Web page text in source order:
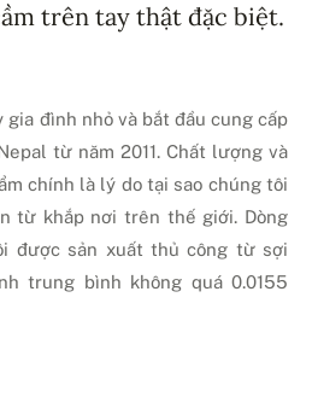
trên tay thật đặc biệt.
đình nhỏ và bắt đầu cung cấp
từ năm 2011. Chất lượng và
chính là lý do tại sao chúng tôi
từ khắp nơi trên thế giới. Dòng
được sản xuất thủ công từ sợi
trung bình không quá 0.0155